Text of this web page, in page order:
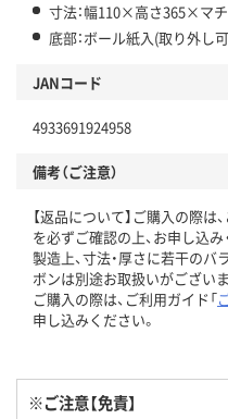
寸法：幅110×高さ365×マ
底部：ボール紙入(取り外し
JANコード
4933691924958
備考（ご注意）
【返品について】ご購入の際は
を必ずご確認の上、お申し込み
製造上、寸法・厚さに若干の
ボンは別途お取扱いがござい
ご購入の際は、ご利用ガイド「
申し込みください。
※ご注意【免責】